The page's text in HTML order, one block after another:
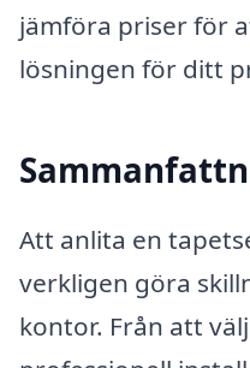
jämföra priser för
lösningen för ditt
Att anlita en
verkligen göra
kontor. Från att